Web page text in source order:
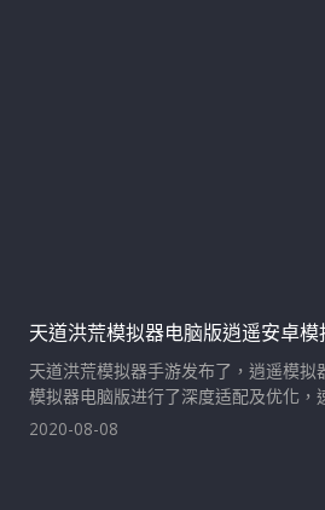
天道洪荒模拟器电脑版逍遥安卓
天道洪荒模拟器手游发布了，逍遥模
模拟器电脑版进行了深度适配及优化，
2020-08-08